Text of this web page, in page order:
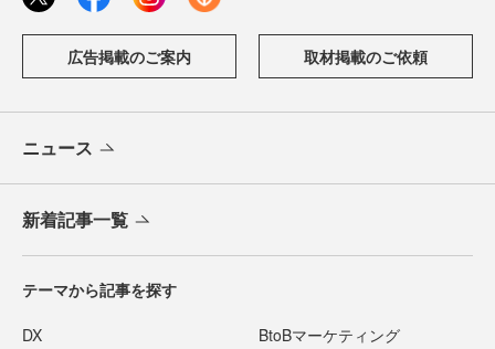
広告掲載のご案内 取材掲載のご依頼
ニュース
新着記事一覧
テーマから記事を探す
DX BtoBマーケティング